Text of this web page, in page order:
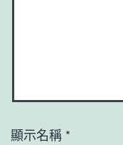
顯示名稱 *